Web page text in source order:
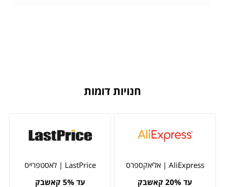
חנויות דומות
AliExpress | אליאקספרס
עד 20% קאשבק
LastPrice | לאסטפרייס
עד 5% קאשבק